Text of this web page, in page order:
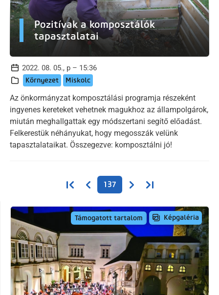
Pozitívak a komposztálók
tapasztalatai
2022. 08. 05., p – 15:36
Környezet Miskolc
Az önkormányzat komposztálási programja részeként
ingyenes kereteket vehetnek magukhoz az állampolgárok,
miután meghallgattak egy módszertani segítő előadást.
Felkerestük néhányukat, hogy megosszák velünk
tapasztalataikat. Összegezve: komposztálni jó!
OldalszámozásElső oldalElőző oldal
137 Következő oldal
Utolsó oldal
Támogatott tartalom Képgaléria